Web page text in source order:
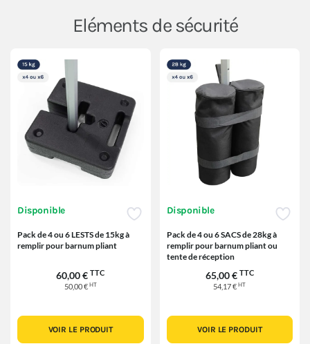
Eléments de sécurité
Disponible
Pack de 4 ou 6 LESTS de 15kg à
remplir pour barnum pliant
60,00 € TTC
50,00 € HT
VOIR LE PRODUIT
Disponible
Pack de 4 ou 6 SACS de 28kg à
remplir pour barnum pliant ou
tente de réception
65,00 € TTC
54,17 €HT
VOIR LE PRODUIT